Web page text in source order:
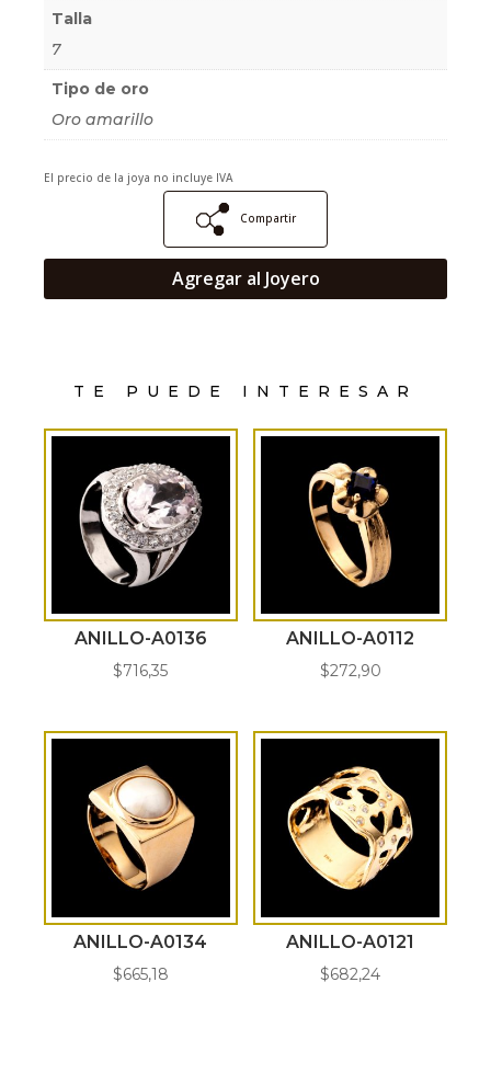
Talla
7
Tipo de oro
Oro amarillo
El precio de la joya no incluye IVA
Compartir
Agregar al Joyero
TE PUEDE INTERESAR
ANILLO-A0136
$716,35
ANILLO-A0112
$272,90
ANILLO-A0134
$665,18
ANILLO-A0121
$682,24